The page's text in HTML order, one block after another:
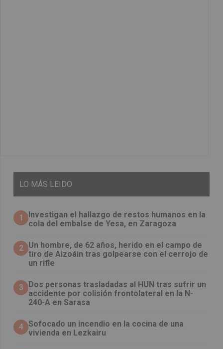
LO MÁS LEIDO
1
Investigan el hallazgo de restos humanos en la
cola del embalse de Yesa, en Zaragoza
2 Un hombre, de 62 años, herido en el campo de
tiro de Aizoáin tras golpearse con el cerrojo de
un rifle
3
​Dos personas trasladadas al HUN tras sufrir un
accidente por colisión frontolateral en la N-
240-A en Sarasa
4 Sofocado un incendio en la cocina de una
vivienda en Lezkairu